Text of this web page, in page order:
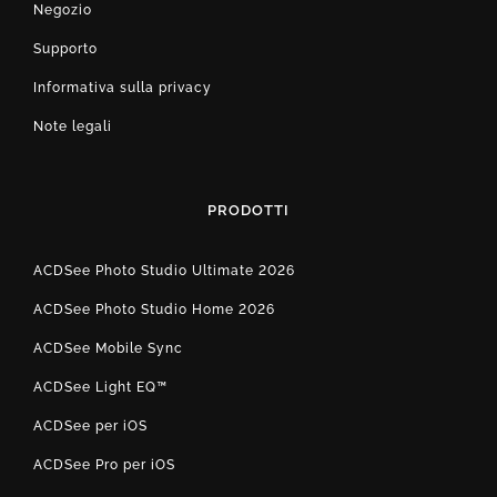
Negozio
Supporto
Informativa sulla privacy
Note legali
PRODOTTI
ACDSee Photo Studio Ultimate 2026
ACDSee Photo Studio Home 2026
ACDSee Mobile Sync
ACDSee Light EQ™
ACDSee per iOS
ACDSee Pro per iOS